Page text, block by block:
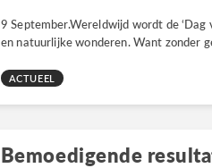
9 September.Wereldwijd wordt de
en natuurlijke wonderen. Want zonder
ACTUEEL
Bemoedigende